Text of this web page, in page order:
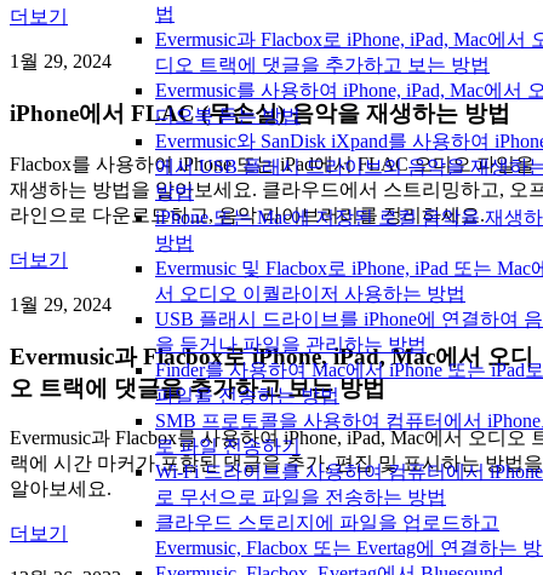
법
Evermusic과 Flacbox로 iPhone, iPad, Mac에서
디오 트랙에 댓글을 추가하고 보는 방법
Evermusic를 사용하여 iPhone, iPad, Mac에서
디오북 듣는 방법
Evermusic와 SanDisk iXpand를 사용하여
에서 USB 플래시 드라이브의 음악을 재생하
방법
iPhone 또는 Mac에 저장된 로컬 음악을 재생
방법
Evermusic 및 Flacbox로 iPhone, iPad 또는 Mac
서 오디오 이퀄라이저 사용하는 방법
USB 플래시 드라이브를 iPhone에 연결하여
을 듣거나 파일을 관리하는 방법
Finder를 사용하여 Mac에서 iPhone 또는 iPad로
파일을 전송하는 방법
SMB 프로토콜을 사용하여 컴퓨터에서
로 파일 전송하기
Wi-Fi 드라이브를 사용하여 컴퓨터에서
로 무선으로 파일을 전송하는 방법
클라우드 스토리지에 파일을 업로드하고
Evermusic, Flacbox 또는 Evertag에 연결하는
더보기
1월 29, 2024
iPhone에서 FLAC (무손실) 음악을 재생하는 방법
Flacbox를 사용하여 iPhone 또는 iPad에서 FLAC 오디오 파일을
재생하는 방법을 알아보세요. 클라우드에서 스트리밍하고, 오
라인으로 다운로드하고, 음악 라이브러리를 정리하세요.
더보기
1월 29, 2024
Evermusic과 Flacbox로 iPhone, iPad, Mac에서 오디
오 트랙에 댓글을 추가하고 보는 방법
Evermusic과 Flacbox를 사용하여 iPhone, iPad, Mac에서 오디오
랙에 시간 마커가 포함된 댓글을 추가, 편집 및 표시하는 방법을
알아보세요.
더보기